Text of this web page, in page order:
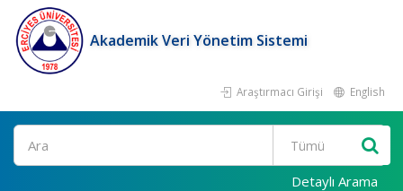
Akademik Veri Yönetim Sistemi
Araştırmacı Girişi English
Ara
Detaylı Arama